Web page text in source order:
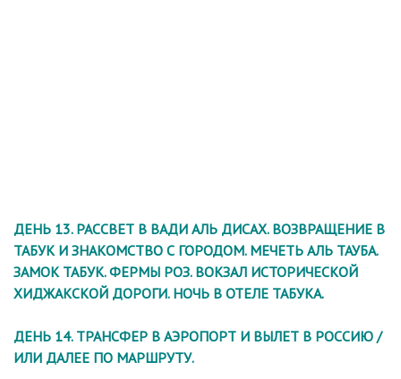
ДЕНЬ 13. РАССВЕТ В ВАДИ АЛЬ ДИСАХ. ВОЗВРАЩЕНИЕ В
ТАБУК И ЗНАКОМСТВО С ГОРОДОМ. МЕЧЕТЬ АЛЬ ТАУБА.
ЗАМОК ТАБУК. ФЕРМЫ РОЗ. ВОКЗАЛ ИСТОРИЧЕСКОЙ
ХИДЖАКСКОЙ ДОРОГИ. НОЧЬ В ОТЕЛЕ ТАБУКА.
ДЕНЬ 14. ТРАНСФЕР В АЭРОПОРТ И ВЫЛЕТ В РОССИЮ /
ИЛИ ДАЛЕЕ ПО МАРШРУТУ.